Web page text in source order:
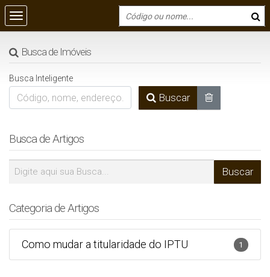
Busca de Imóveis
Busca Inteligente
Buscar
Busca de Artigos
Categoria de Artigos
Como mudar a titularidade do IPTU 1